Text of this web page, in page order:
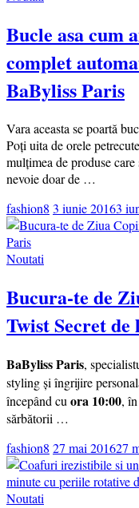
Bucle asa cum
complet
BaByliss Paris
Vara aceasta se poartă
Poți uita de orele
mulțimea de produse
nevoie doar de …
fashion8 3 iunie 20163
Noutati
Bucura-te de
Twist Secret
BaByliss Paris,
styling și îngrijire
începând cu ora 10:00, în
sărbătorii …
fashion8 27 mai 201627
Noutati